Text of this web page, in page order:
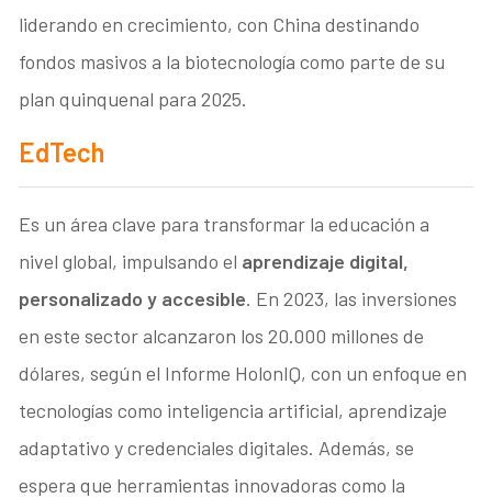
liderando en crecimiento, con China destinando
fondos masivos a la biotecnología como parte de su
plan quinquenal para 2025.
EdTech
Es un área clave para transformar la educación a
nivel global, impulsando el aprendizaje digital,
personalizado y accesible. En 2023, las inversiones
en este sector alcanzaron los 20.000 millones de
dólares, según el Informe HolonIQ, con un enfoque en
tecnologías como inteligencia artificial, aprendizaje
adaptativo y credenciales digitales. Además, se
espera que herramientas innovadoras como la